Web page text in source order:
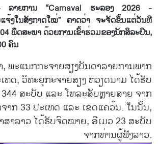
ລາຍການ “Carnaval ຮະລອງ 2026 -
ຈ້ງໃນສັງກາດໃໝ່” ຄາດວ່າ ຈະຈັດຂຶ້ນແຕ່ວັນທີ
ພຶດສະພາ ດ້ວຍການເຂົ້າຮ່ວມຂອງນັກສິລະປິນ,
ຄົນ
ພະແນກກະຈາຍສຽງບັນດາລາຍການພາກ
ທດ, ວິທະຍຸກະຈາຍສຽງ ຫວຽດນາມ ໄດ້ຮັບ
ສະບັບ ແລະ ໂທລະສັບຫຼາຍສາຍ ຈາກ
າກ 33 ປະເທດ ແລະ ເຂດແຄວ້ນ. ໃນນັ້ນ,
ສາລາວ ໄດ້ຮັບຈົດໝາຍ, ອີເມວ 23 ສະບັບ
ຈາກທ່ານຜູ້ຟັງລາວ.